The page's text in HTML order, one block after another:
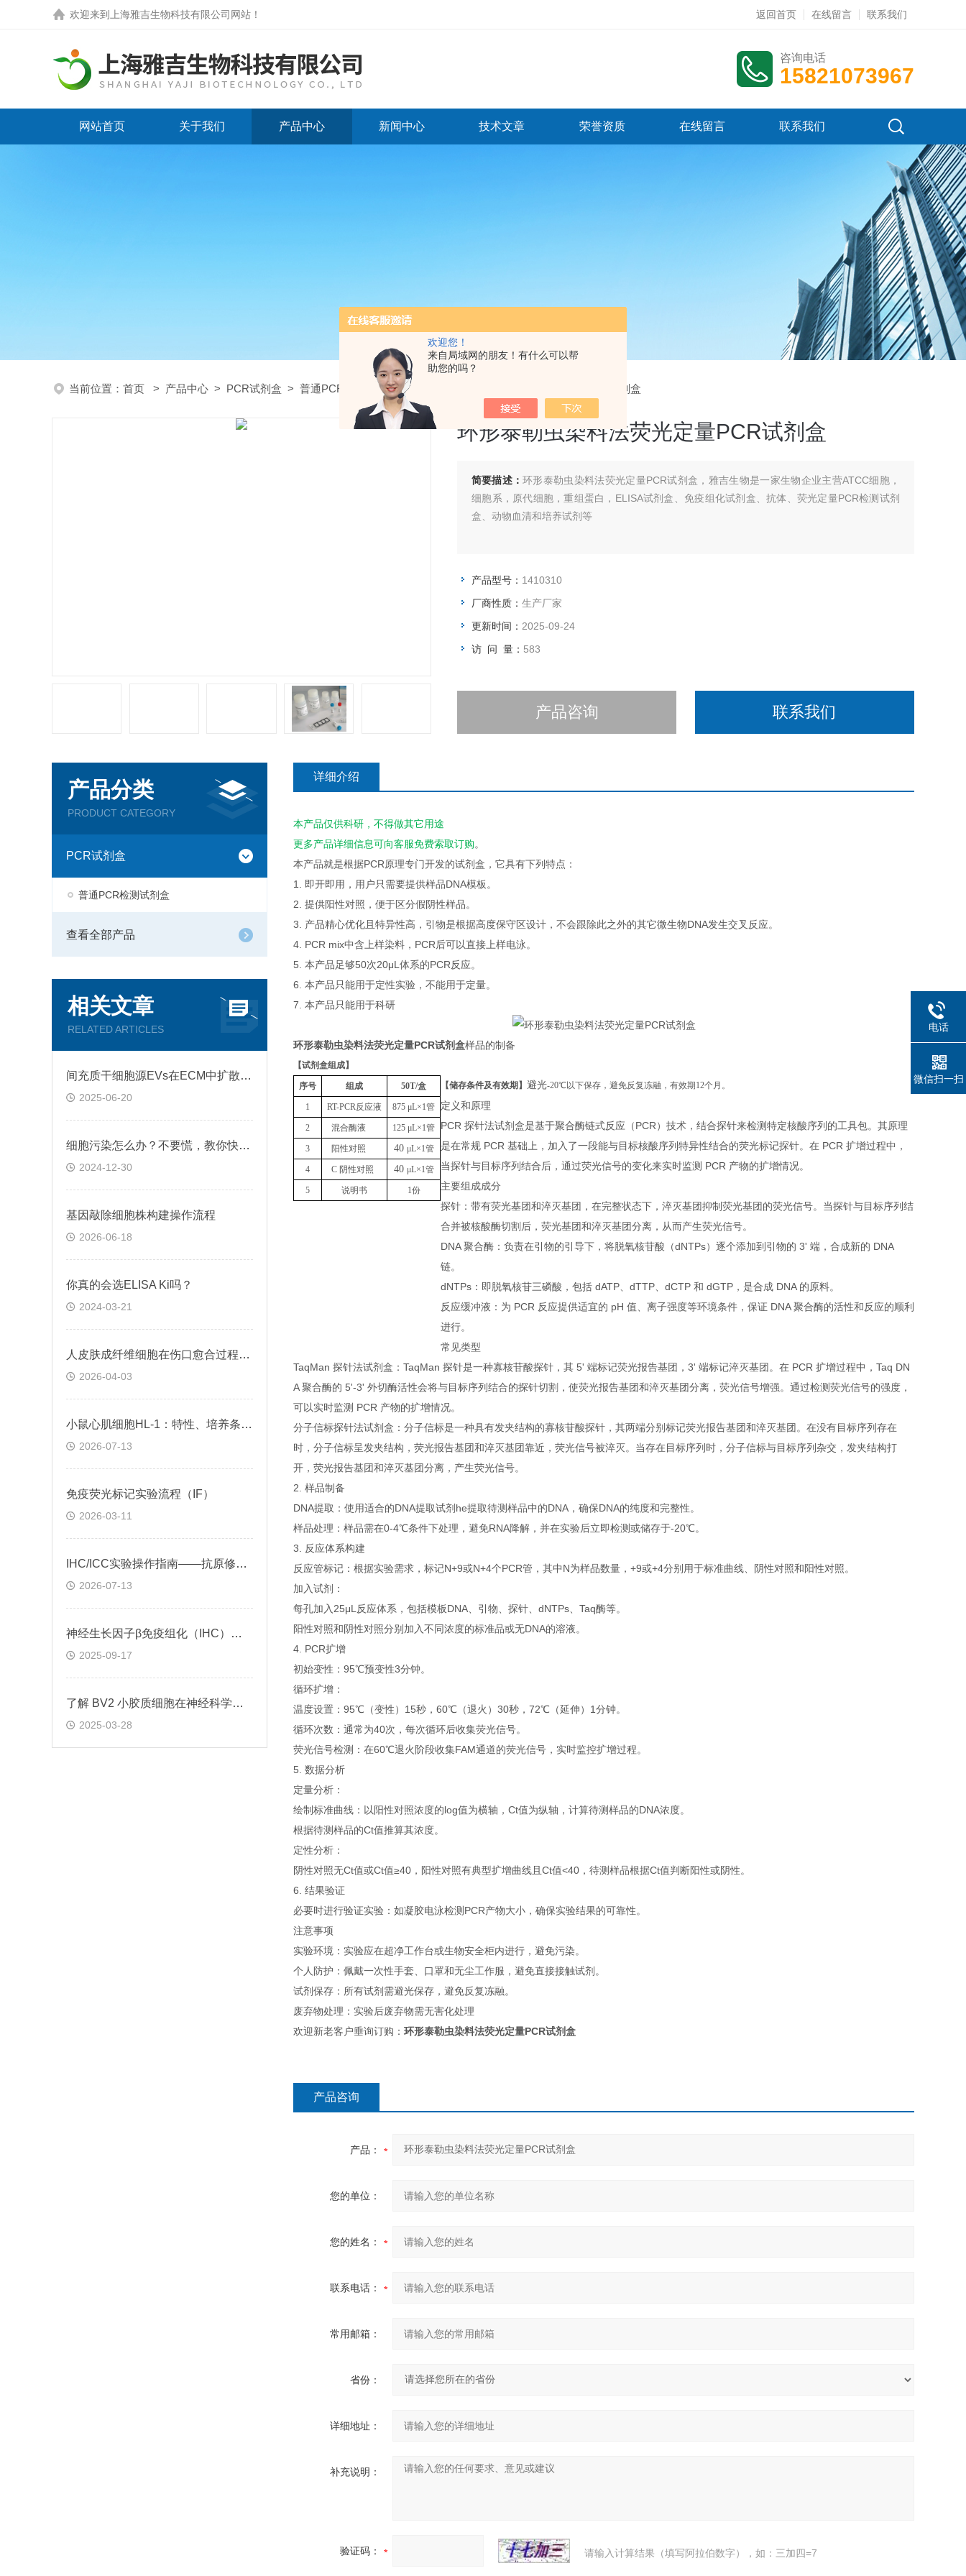
欢迎您！
来自局域网的朋友！有什么可以帮
助您的吗？
欢迎来到 上海雅吉生物科技有限公司网站 ！ 返回首页 在线留言 联系我们
咨询电话
15821073967
网站首页 关于我们 产品中心 新闻中心 技术文章 荣誉资质 在线留言 联系我们
当前位置： 首页 > 产品中心 > PCR试剂盒 > 普通PCR检测试剂盒> 1410310环形泰勒虫染料法荧光定量PCR试剂盒
环形泰勒虫染料法荧光定量PCR试剂盒
简要描述： 环形泰勒虫染料法荧光定量PCR试剂盒，雅吉生物是一家生物企业主营ATCC细胞，
细胞系，原代细胞，重组蛋白，ELISA试剂盒、免疫组化试剂盒、抗体、荧光定量PCR检测试剂
盒、动物血清和培养试剂等
产品型号： 1410310
厂商性质： 生产厂家
更新时间： 2025-09-24
访 问 量： 583
产品咨询 联系我们
产品分类
PRODUCT CATEGORY
PCR试剂盒
普通PCR检测试剂盒
查看全部产品
相关文章
RELATED ARTICLES
间充质干细胞源EVs在ECM中扩散和运输过程
2025-06-20
细胞污染怎么办？不要慌，教你快速鉴别+处理！
2024-12-30
基因敲除细胞株构建操作流程
2026-06-18
你真的会选ELISA Ki吗？
2024-03-21
人皮肤成纤维细胞在伤口愈合过程中的作用及调控方式
2026-04-03
小鼠心肌细胞HL-1：特性、培养条件与科研应用场景解析
2026-07-13
免疫荧光标记实验流程（IF）
2026-03-11
IHC/ICC实验操作指南——抗原修复技术
2026-07-13
神经生长因子β免疫组化（IHC）试剂盒实验操作步骤
2025-09-17
了解 BV2 小胶质细胞在神经科学研究中的重要性
2025-03-28
详细介绍
本产品仅供科研，不得做其它用途
更多产品详细信息可向客服免费索取订购。
本产品就是根据PCR原理专门开发的试剂盒，它具有下列特点：
1. 即开即用，用户只需要提供样品DNA模板。
2. 提供阳性对照，便于区分假阴性样品。
3. 产品精心优化且特异性高，引物是根据高度保守区设计，不会跟除此之外的其它微生物DNA发生交叉反应。
4. PCR mix中含上样染料，PCR后可以直接上样电泳。
5. 本产品足够50次20μL体系的PCR反应。
6. 本产品只能用于定性实验，不能用于定量。
7. 本产品只能用于科研
环形泰勒虫染料法荧光定量PCR试剂盒样品的制备
【试剂盒组成】
序号 组成 50T/盒
1 RT-PCR反应液 875 μL×1管
2 混合酶液 125 μL×1管
3 阳性对照 40 μL×1管
4 C 阴性对照 40 μL×1管
5 说明书 1份
【储存条件及有效期】 避光-20℃以下保存，避免反复冻融，有效期12个月。
定义和原理
PCR 探针法试剂盒是基于聚合酶链式反应（PCR）技术，结合探针来检测特定核酸序列的工具包。其原理
是在常规 PCR 基础上，加入了一段能与目标核酸序列特异性结合的荧光标记探针。在 PCR 扩增过程中，
当探针与目标序列结合后，通过荧光信号的变化来实时监测 PCR 产物的扩增情况。
主要组成成分
探针：带有荧光基团和淬灭基团，在完整状态下，淬灭基团抑制荧光基团的荧光信号。当探针与目标序列结
合并被核酸酶切割后，荧光基团和淬灭基团分离，从而产生荧光信号。
DNA 聚合酶：负责在引物的引导下，将脱氧核苷酸（dNTPs）逐个添加到引物的 3' 端，合成新的 DNA
链。
dNTPs：即脱氧核苷三磷酸，包括 dATP、dTTP、dCTP 和 dGTP，是合成 DNA 的原料。
反应缓冲液：为 PCR 反应提供适宜的 pH 值、离子强度等环境条件，保证 DNA 聚合酶的活性和反应的顺利
进行。
常见类型
TaqMan 探针法试剂盒：TaqMan 探针是一种寡核苷酸探针，其 5' 端标记荧光报告基团，3' 端标记淬灭基团。在 PCR 扩增过程中，Taq DN
A 聚合酶的 5'-3' 外切酶活性会将与目标序列结合的探针切割，使荧光报告基团和淬灭基团分离，荧光信号增强。通过检测荧光信号的强度，
可以实时监测 PCR 产物的扩增情况。
分子信标探针法试剂盒：分子信标是一种具有发夹结构的寡核苷酸探针，其两端分别标记荧光报告基团和淬灭基团。在没有目标序列存在
时，分子信标呈发夹结构，荧光报告基团和淬灭基团靠近，荧光信号被淬灭。当存在目标序列时，分子信标与目标序列杂交，发夹结构打
开，荧光报告基团和淬灭基团分离，产生荧光信号。
2. 样品制备
DNA提取：使用适合的DNA提取试剂he提取待测样品中的DNA，确保DNA的纯度和完整性。
样品处理：样品需在0-4℃条件下处理，避免RNA降解，并在实验后立即检测或储存于-20℃。
3. 反应体系构建
反应管标记：根据实验需求，标记N+9或N+4个PCR管，其中N为样品数量，+9或+4分别用于标准曲线、阴性对照和阳性对照。
加入试剂：
每孔加入25μL反应体系，包括模板DNA、引物、探针、dNTPs、Taq酶等。
阳性对照和阴性对照分别加入不同浓度的标准品或无DNA的溶液。
4. PCR扩增
初始变性：95℃预变性3分钟。
循环扩增：
温度设置：95℃（变性）15秒，60℃（退火）30秒，72℃（延伸）1分钟。
循环次数：通常为40次，每次循环后收集荧光信号。
荧光信号检测：在60℃退火阶段收集FAM通道的荧光信号，实时监控扩增过程。
5. 数据分析
定量分析：
绘制标准曲线：以阳性对照浓度的log值为横轴，Ct值为纵轴，计算待测样品的DNA浓度。
根据待测样品的Ct值推算其浓度。
定性分析：
阴性对照无Ct值或Ct值≥40，阳性对照有典型扩增曲线且Ct值<40，待测样品根据Ct值判断阳性或阴性。
6. 结果验证
必要时进行验证实验：如凝胶电泳检测PCR产物大小，确保实验结果的可靠性。
注意事项
实验环境：实验应在超净工作台或生物安全柜内进行，避免污染。
个人防护：佩戴一次性手套、口罩和无尘工作服，避免直接接触试剂。
试剂保存：所有试剂需避光保存，避免反复冻融。
废弃物处理：实验后废弃物需无害化处理
欢迎新老客户垂询订购： 环形泰勒虫染料法荧光定量PCR试剂盒
产品咨询
产品：
您的单位：
您的姓名：
联系电话：
常用邮箱：
省份：
详细地址：
补充说明：
验证码： 请输入计算结果（填写阿拉伯数字），如：三加四=7
电话
微信扫一扫